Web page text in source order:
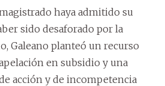
haya admitido su
sido desaforado por la
Galeano planteó un recurso
en subsidio y una
acción y de incompetencia